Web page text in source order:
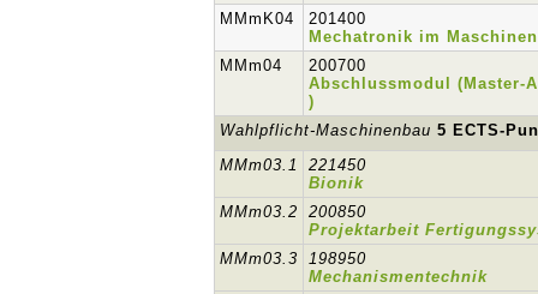
MMmK04
201400
Mechatronik im
MMm04
200700
Abschlussmodul (Master-
)
Wahlpflicht-Maschinenbau 5 ECTS-
MMm03.1
221450
Bionik
MMm03.2
200850
Projektarbeit
MMm03.3
198950
Mechanismentechnik